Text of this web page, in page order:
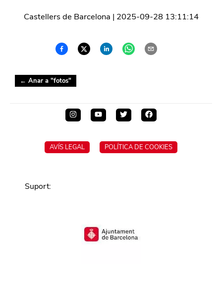
Castellers de Barcelona | 2025-09-28 13:11:14
← Anar a "fotos"
AVÍS LEGAL POLÍTICA DE COOKIES
Suport: